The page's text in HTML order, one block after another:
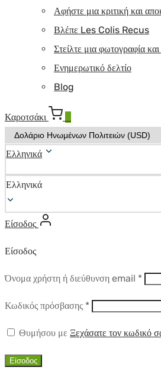
Αφήστε μια κριτική και
Βλέπε Les Colis Recus
Στείλτε μια φωτογραφία
Ενημερωτικό δελτίο
Blog
Καροτσάκι
Ελληνικά
Ελληνικά
Είσοδος
Είσοδος
Όνομα χρήστη ή διεύθυνση email *
Κωδικός πρόσβασης *Απαιτούμενο
Θυμήσου με Ξεχάσατε τον κωδικό
Είσοδος